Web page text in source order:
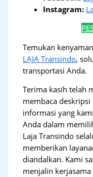
Instagram:
Temukan
LAJA Transindo,
transportasi Anda.
Terima kasih telah
membaca
informasi yang
Anda dalam
Laja Transindo
memberikan
diandalkan. Kami
menjalin